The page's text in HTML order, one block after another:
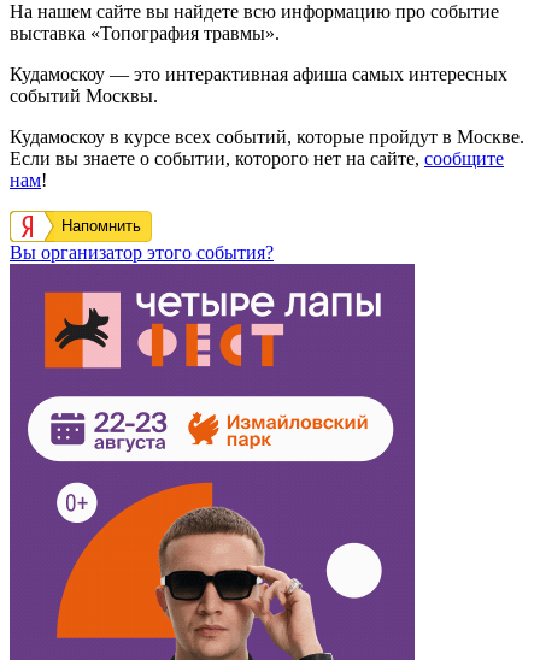
На нашем сайте вы найдете всю информацию про событие
выставка «Топография травмы».
Кудамоскоу — это интерактивная афиша самых интересных
событий Москвы.
Кудамоскоу в курсе всех событий, которые пройдут в Москве.
Если вы знаете о событии, которого нет на сайте, сообщите
нам!
Напомнить
Вы организатор этого события?